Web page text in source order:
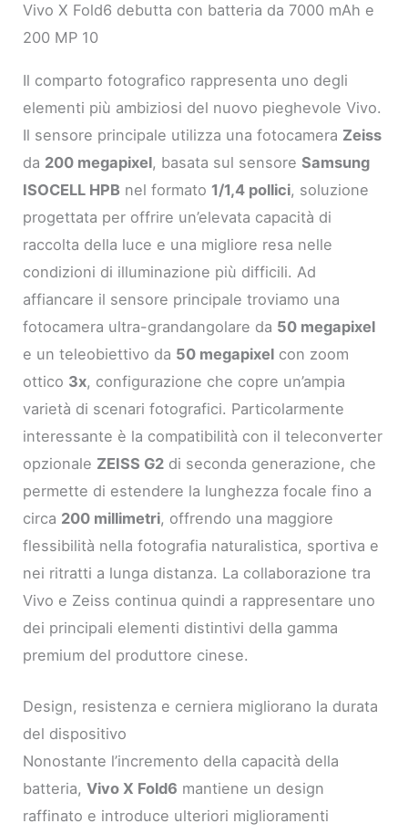
Vivo X Fold6 debutta con batteria da 7000 mAh e
200 MP 10
Il comparto fotografico rappresenta uno degli
elementi più ambiziosi del nuovo pieghevole Vivo.
Il sensore principale utilizza una fotocamera Zeiss
da 200 megapixel, basata sul sensoreSamsung
ISOCELL HPB nel formato 1/1,4 pollici, soluzione
progettata per offrire un’elevata capacità di
raccolta della luce e una migliore resa nelle
condizioni di illuminazione più difficili. Ad
affiancare il sensore principale troviamo una
fotocamera ultra-grandangolare da 50 megapixel
e un teleobiettivo da 50 megapixel con zoom
ottico 3x, configurazione che copre un’ampia
varietà di scenari fotografici. Particolarmente
interessante è la compatibilità con il teleconverter
opzionale ZEISS G2 di seconda generazione, che
permette di estendere la lunghezza focale fino a
circa 200 millimetri, offrendo una maggiore
flessibilità nella fotografia naturalistica, sportiva e
nei ritratti a lunga distanza. La collaborazione tra
Vivo e Zeiss continua quindi a rappresentare uno
dei principali elementi distintivi della gamma
premium del produttore cinese.
Design, resistenza e cerniera migliorano la durata
del dispositivo
Nonostante l’incremento della capacità della
batteria,Vivo X Fold6 mantiene un design
raffinato e introduce ulteriori miglioramenti